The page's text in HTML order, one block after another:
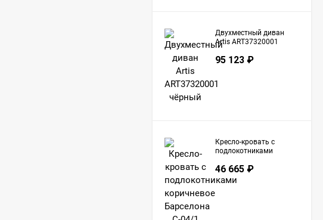
Двухместный диван
Artis ART37320001
95 123 ₽
Кресло-кровать с
подлокотниками
С-04/1
46 665 ₽